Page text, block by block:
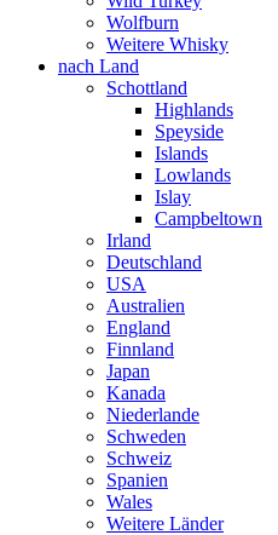
Wolfburn
Weitere Whisky
nach Land
Schottland
Highlands
Speyside
Islands
Lowlands
Islay
Campbeltown
Irland
Deutschland
USA
Australien
England
Finnland
Japan
Kanada
Niederlande
Schweden
Schweiz
Spanien
Wales
Weitere Länder